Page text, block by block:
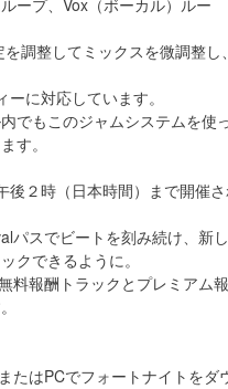
ープ、Vox（ボーカル）ルー
調整してミックスを微調整し、
に対応しています。
でもこのジャムシステムを使
す。
２時（日本時間）まで開催
パスでビートを刻み続け、新し
クできるように。
料報酬トラックとプレミアム報
たはPCでフォートナイトをダ